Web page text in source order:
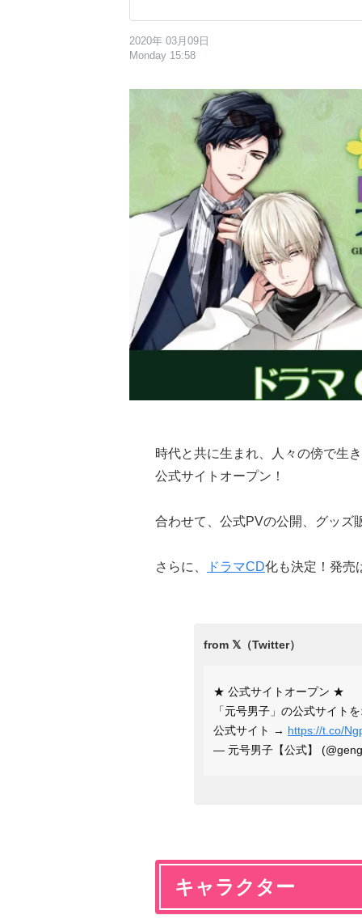
2020年 03月09日
Monday 15:58
時代と共に生まれ、人々の傍で生
公式サイトオープン！
合わせて、公式PVの公開、グッズ
さらに、 ドラマCD化も決定！発売
★ 公式サイトオープン ★
「元号男子」の公式サイト
公式サイト → https://t.co/
— 元号男子【公式】
キャラクター